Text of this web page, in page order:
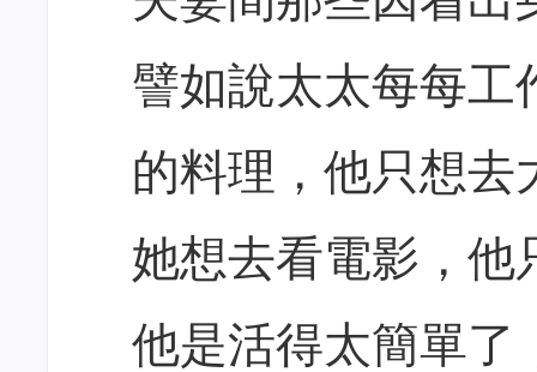
譬如說太太每每工
的料理，他只想去
她想去看電影，他
他是活得太簡單了